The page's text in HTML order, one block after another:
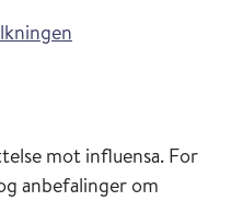
mot influensa. For
anbefalinger om